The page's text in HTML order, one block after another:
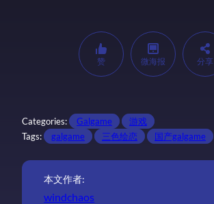
赞 微海报 分享
Categories: Galgame
游戏
Tags:
galgame 三色绘恋 国产galgame
本文作者:
windchaos